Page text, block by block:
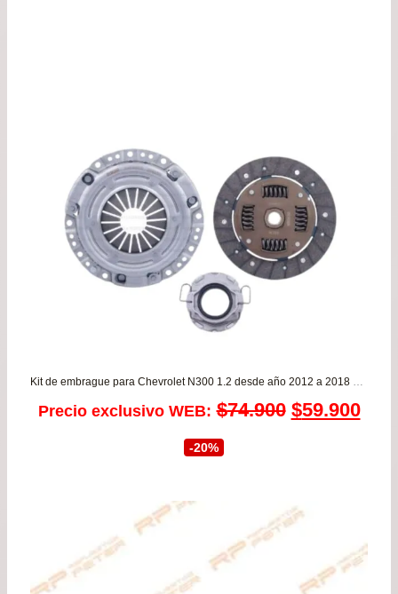
Kit de embrague para Chevrolet N300 1.2 desde año 2012 a 2018 – OFERTA EXCLUSIVA!
Precio exclusivo WEB: $74.900 El
era:
$74.900.
$59.900El
-20%